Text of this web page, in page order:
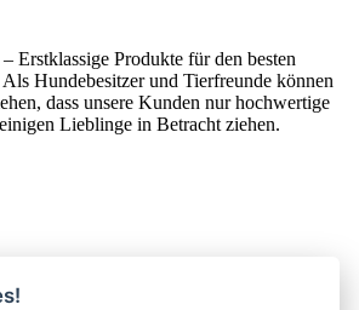
Erstklassige Produkte für den besten
Hundebesitzer und Tierfreunde können
dass unsere Kunden nur hochwertige
Lieblinge in Betracht ziehen.